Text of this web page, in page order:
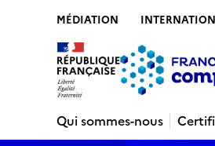
MÉDIATION
Qui sommes-nous